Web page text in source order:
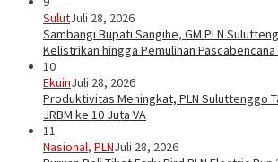
SulutJuli 28, 2026
Sambangi Bupati Sangihe, GM PLN
Kelistrikan hingga Pemulihan
10
EkuinJuli 28, 2026
Produktivitas Meningkat, PLN Suluttenggo
JRBM ke 10 Juta VA
11
Nasional, PLNJuli 28, 2026